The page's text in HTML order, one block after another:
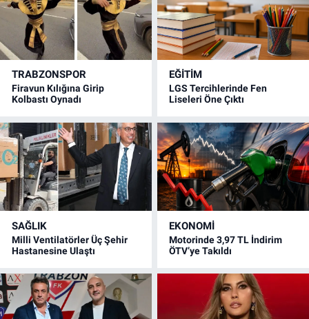
TRABZONSPOR
Firavun Kılığına Girip
Kolbastı Oynadı
EĞİTİM
LGS Tercihlerinde Fen
Liseleri Öne Çıktı
SAĞLIK
Milli Ventilatörler Üç Şehir
Hastanesine Ulaştı
EKONOMİ
Motorinde 3,97 TL İndirim
ÖTV’ye Takıldı